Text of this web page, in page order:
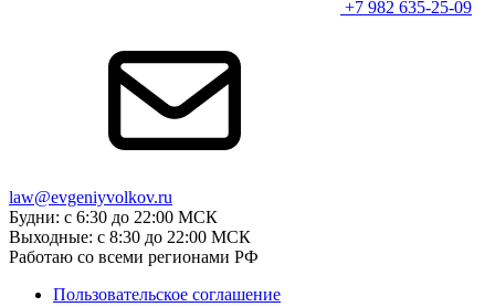
+7 982 635-25-09
law@evgeniyvolkov.ru
Будни: с 6:30 до 22:00 МСК
Выходные: с 8:30 до 22:00 МСК
Работаю со всеми регионами РФ
Пользовательское соглашение